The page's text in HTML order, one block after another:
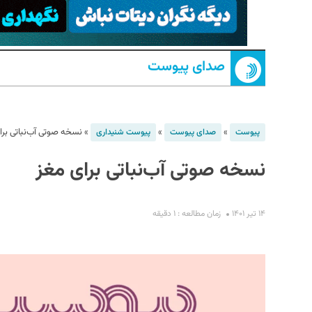
صدای پیوست
پیوست » صدای پیوست » پیوست شنیداری » نسخه صوتی آب‌نباتی
نسخه صوتی آب‌نباتی برای مغز
۱۴ تیر ۱۴۰۱ زمان مطالعه : ۱ دقیقه